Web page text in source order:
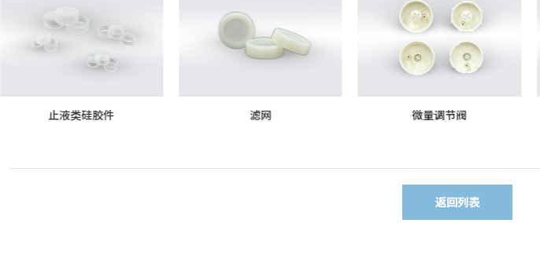
滤网 微量调节阀 微量调节阀用垫片
返回列表